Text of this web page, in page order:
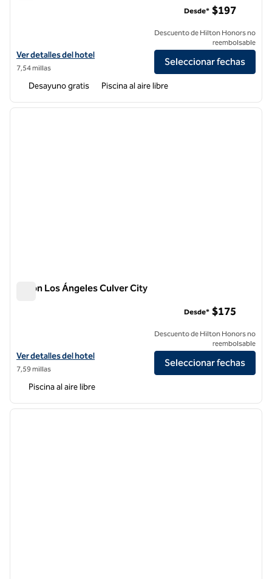
Ver detalles del hotel Hampton Inn and Suites Los Angeles - Glendale
Ver detalles del hotel
7,54 millas
Desde* $197
Descuento de Hilton Honors no
reembolsable
Seleccionar fechas
Desayuno gratis Piscina al aire libre
1 de 12
Hilton Los Ángeles Culver City
Ver detalles del hotel Hilton Los Angeles Culver City
Ver detalles del hotel
7,59 millas
Desde* $175
Descuento de Hilton Honors no
reembolsable
Seleccionar fechas
Piscina al aire libre
1 de 12